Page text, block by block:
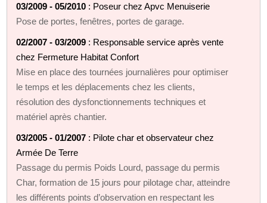
03/2009 - 05/2010 : Poseur chez Apvc Menuiserie
Pose de portes, fenêtres, portes de garage.
02/2007 - 03/2009 : Responsable service après vente
chez Fermeture Habitat Confort
Mise en place des tournées journalières pour optimiser
le temps et les déplacements chez les clients,
résolution des dysfonctionnements techniques et
matériel après chantier.
03/2005 - 01/2007 : Pilote char et observateur chez
Armée De Terre
Passage du permis Poids Lourd, passage du permis
Char, formation de 15 jours pour pilotage char, atteindre
les différents points d’observation en respectant les